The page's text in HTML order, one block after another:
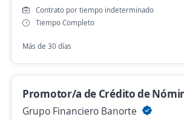
$ 11,300.00 (Mensual)
Hace 6 días
Se precisa Urgente
Chofer Trasladista de Personal
Si Ocean
Contrato por tiempo indeterminado
Tiempo Completo
Más de 30 días
Promotor/a de Crédito de
Grupo Financiero Banorte